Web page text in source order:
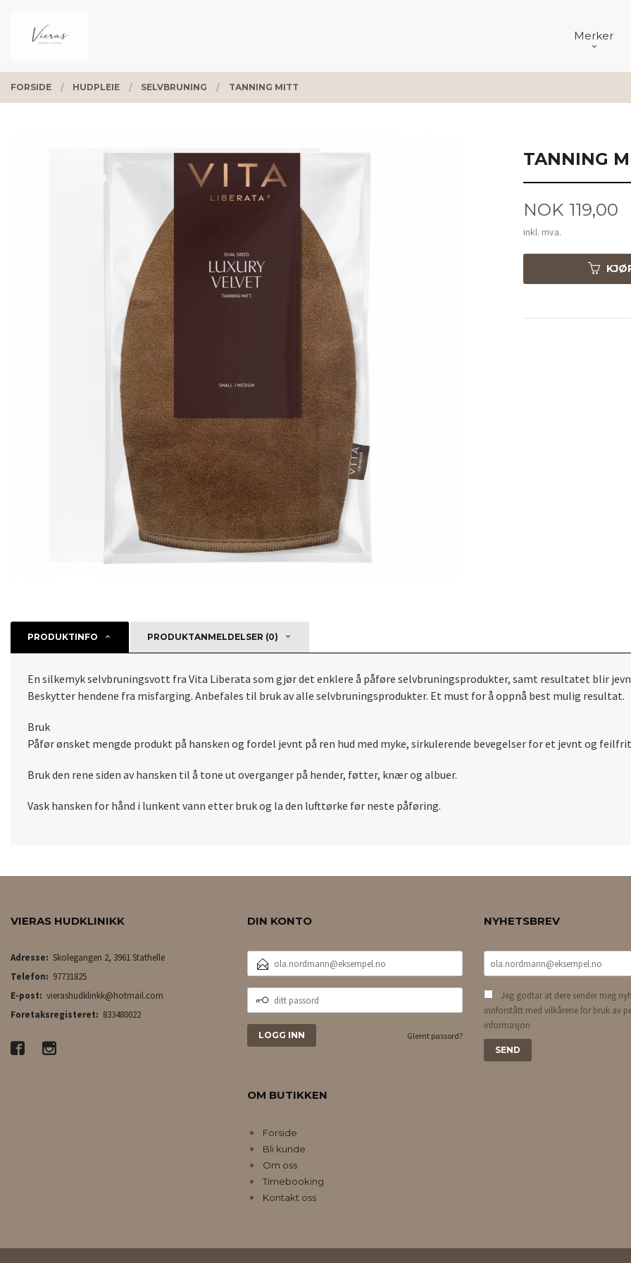
innholdet
PRODUKTER
Merker
FORSIDE HUDPLEIE SELVBRUNING TANNING MITT
TANNING
Pris
NOK 119,00
inkl. mva.
PRODUKTINFO PRODUKTANMELDELSER (0)
En silkemyk selvbruningsvott fra Vita Liberata som gjør det enklere å påføre selvbruningsprodukter, samt resultatet blir
Beskytter hendene fra misfarging. Anbefales til bruk av alle selvbruningsprodukter. Et must for å oppnå best mulig resultat.
Bruk
Påfør ønsket mengde produkt på hansken og fordel jevnt på ren hud med myke, sirkulerende bevegelser for et jevnt og
Bruk den rene siden av hansken til å tone ut overganger på hender, føtter, knær og albuer.
Vask hansken for hånd i lunkent vann etter bruk og la den lufttørke før neste påføring.
VIERAS HUDKLINIKK
Adresse: Skolegangen 2, 3961 Stathelle
Telefon: 97731825
E-post: vierashudklinkk@hotmail.com
Foretaksregisteret: 833480022
DIN KONTO
POSTADRESSE
PASSORD
Glemt passord?
OM BUTIKKEN
Forside
Bli kunde
Om oss
Timebooking
Kontakt oss
NYHETSBREV
Jeg godtar at dere sender meg
innforstått med vilkårene for bruk av
informasjon